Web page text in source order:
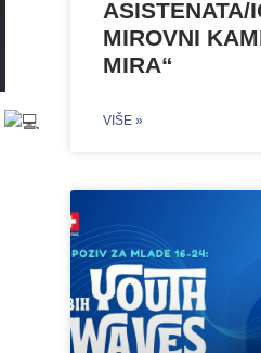
ASISTENATA/
MIROVNI
MIRA“
VIŠE »